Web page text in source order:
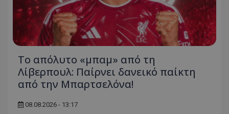
Το απόλυτο «μπαμ» από τη
Λίβερπουλ: Παίρνει δανεικό παίκτη
από την Μπαρτσελόνα!
08.08.2026 - 13:17